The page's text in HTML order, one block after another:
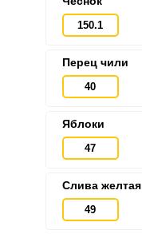
150.1
Перец чили
40
Яблоки
47
Слива желтая
49